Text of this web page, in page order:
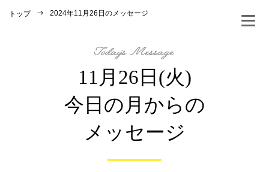
トップ 2024年11月26日のメッセージ
11月26日(火)
今日の月からの
メッセージ